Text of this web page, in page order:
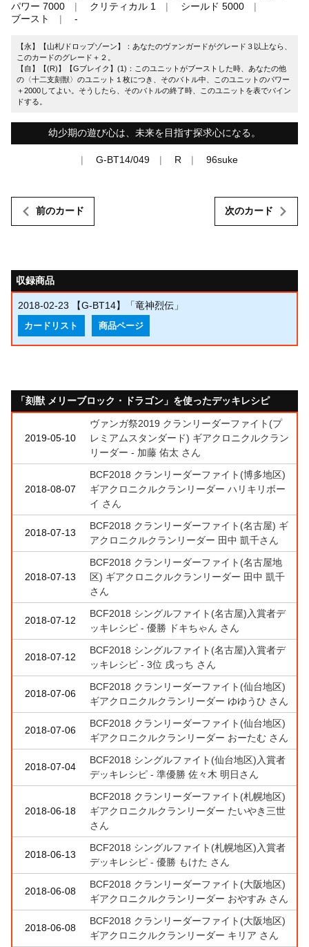
パワー 7000
クリティカル 1
シールド 5000
ブースト
-
【永】【山札/ドロップゾーン】：あなたのヴァンガードがグレード３以上なら、
このカードのグレード＋２。
【自】【(R)】【Gブレイク】(1)：このユニットがブーストした時、あなたの他
の〈十二支刻獣〉のユニット１枚につき、そのバトル中、このユニットのパワー
＋2000してよい。そうしたら、そのバトルの終了時、このユニットを表でバイン
ドする。
幼少期の遊び心は、未来を目指す探求心になる。
G-BT14/049 R 96suke
前のカード 次のカード
収録商品
2018-02-23 【G-BT14】「竜神烈伝」
カードリスト 商品ページ
「刻獣 メリーブロック・ドラゴン」を使ったデッキレシピ
2019-05-10
ヴァンガ祭2019 クランリーダーファイト(プ
レミアムスタンダード) ギアクロニクルクラン
リーダー - 加藤 佑太 さん
2018-08-07
BCF2018 クランリーダーファイト(博多地区)
ギアクロニクルクランリーダー ハリキリボー
イ さん
2018-07-13
BCF2018 クランリーダーファイト(名古屋) ギ
アクロニクルクランリーダー 田中 凱千さん
2018-07-13
BCF2018 クランリーダーファイト(名古屋地
区) ギアクロニクルクランリーダー 田中 凱千
さん
2018-07-12
BCF2018 シングルファイト(名古屋)入賞者デ
ッキレシピ - 優勝 ドキちゃん さん
2018-07-12
BCF2018 シングルファイト(名古屋)入賞者デ
ッキレシピ - 3位 戌っち さん
2018-07-06
BCF2018 クランリーダーファイト(仙台地区)
ギアクロニクルクランリーダー ゆゆうひ さん
2018-07-06
BCF2018 クランリーダーファイト(仙台地区)
ギアクロニクルクランリーダー おーたむ さん
2018-07-04
BCF2018 シングルファイト(仙台地区)入賞者
デッキレシピ - 準優勝 佐々木 明日さん
2018-06-18
BCF2018 クランリーダーファイト(札幌地区)
ギアクロニクルクランリーダー たいやき三世
さん
2018-06-13
BCF2018 シングルファイト(札幌地区)入賞者
デッキレシピ - 優勝 もけた さん
2018-06-08
BCF2018 クランリーダーファイト(大阪地区)
ギアクロニクルクランリーダー おやすみ さん
2018-06-08
BCF2018 クランリーダーファイト(大阪地区)
ギアクロニクルクランリーダー キリア さん